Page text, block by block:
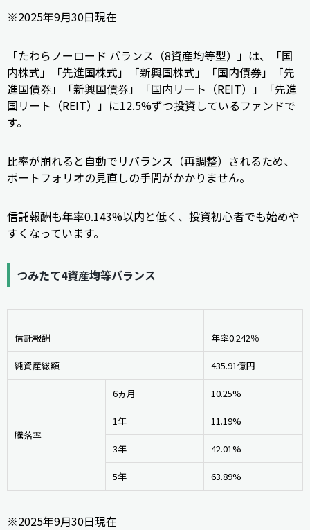
※2025年9月30日現在
「たわらノーロード バランス（8資産均等型）」は、「国
内株式」「先進国株式」「新興国株式」「国内債券」「先
進国債券」「新興国債券」「国内リート（REIT）」「先進
国リート（REIT）」に12.5%ずつ投資しているファンドで
す。
比率が崩れると自動でリバランス（再調整）されるため、
ポートフォリオの見直しの手間がかかりません。
信託報酬も年率0.143%以内と低く、投資初心者でも始めや
すくなっています。
つみたて4資産均等バランス
信託報酬 年率0.242％
純資産総額 435.91億円
騰落率
6ヵ月 10.25%
1年 11.19%
3年 42.01%
5年 63.89%
※2025年9月30日現在